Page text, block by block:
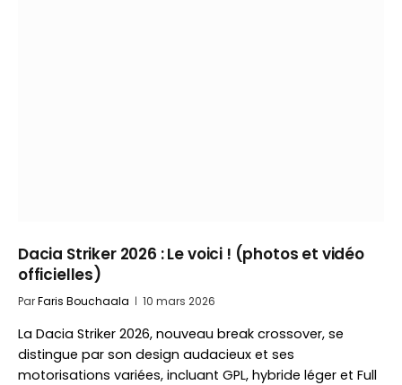
Dacia Striker 2026 : Le voici ! (photos et vidéo
officielles)
ParFaris Bouchaala 10 mars 2026
La Dacia Striker 2026, nouveau break crossover, se
distingue par son design audacieux et ses
motorisations variées, incluant GPL, hybride léger et Full